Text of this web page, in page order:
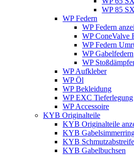
WP 85
WP Federn
WP Federn
WP ConeValve
WP Federn
WP Gabelfedern
WP
WP Aufkleber
WP Öl
WP Bekleidung
WP EXC Tieferlegung
WP Accessoire
KYB Originalteile
KYB Originalteile
KYB
KYB
KYB Gabelbuchsen